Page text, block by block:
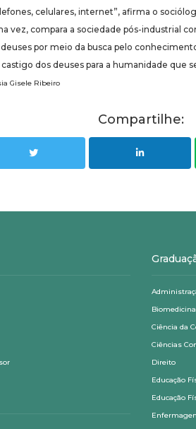
celulares, internet”, afirma o
vez, compara a sociedade pós-industrial
por meio da busca pelo
dos deuses para a humanidade que
Gisele Ribeiro
Compartilhe:
Biomedicina
Ciência da
Ciências
Direito
Educação
Educação